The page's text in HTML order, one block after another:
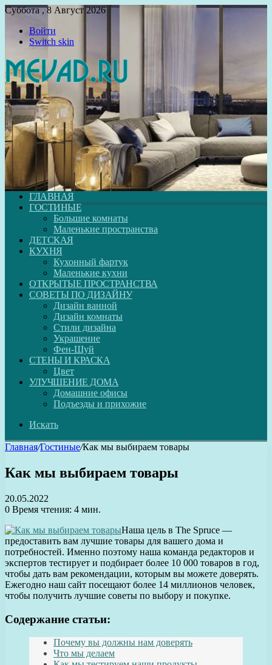
Суббота , 8 Август 2026
Войти
Switch skin
ГЛАВНАЯ
ГОСТИНЫЕ
Большие комнаты
Маленькие пространства
ДЕТСКАЯ
КУХНЯ
Кухонный фартук
Маленькие кухни
ОТКРЫТЫЕ ПРОСТРАНСТВА
СОВЕТЫ ПО ДИЗАЙНУ
Дизайн ванной
Дизайн комнаты
Стили дизайна
Украшение
Фен-Шуй
СТЕНЫ И КРАСКА
Цвет
УЛУЧШЕНИЕ ДОМА
Домашние офисы
Подъезды и прихожие
Искать
Главная/Гостиные/Как мы выбираем товары
Как мы выбираем товары
20.05.2022
0 Время чтения: 4 мин.
Наша цель в The Spruce —
предоставить вам лучшие товары для вашего дома и
потребностей. Именно поэтому наша команда редакторов и
экспертов тестирует и подбирает более 10 000 товаров в год,
чтобы дать вам рекомендации, которым вы можете доверять.
Ежегодно наш сайт посещают более 14 миллионов человек,
чтобы получить лучшие советы по выбору и покупке.
Содержание статьи:
Почему вы должны нам доверять
Что мы делаем